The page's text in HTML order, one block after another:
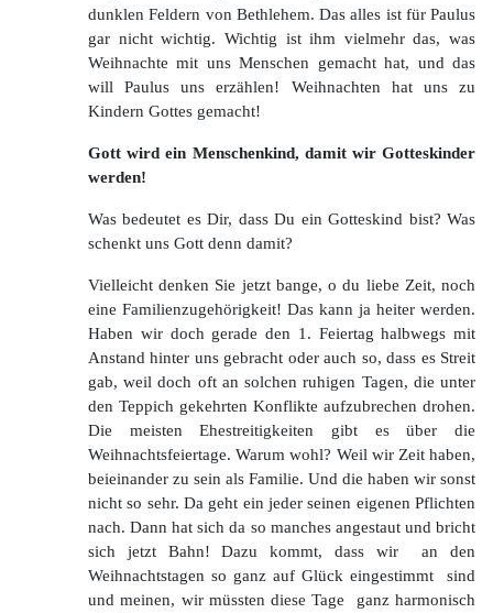
dunklen Feldern von Bethlehem. Das alles ist für Paulus
gar nicht wichtig. Wichtig ist ihm vielmehr das, was
Weihnachte mit uns Menschen gemacht hat, und das
will Paulus uns erzählen! Weihnachten hat uns zu
Kindern Gottes gemacht!
Gott wird ein Menschenkind, damit wir Gotteskinder
werden!
Was bedeutet es Dir, dass Du ein Gotteskind bist? Was
schenkt uns Gott denn damit?
Vielleicht denken Sie jetzt bange, o du liebe Zeit, noch
eine Familienzugehörigkeit! Das kann ja heiter werden.
Haben wir doch gerade den 1. Feiertag halbwegs mit
Anstand hinter uns gebracht oder auch so, dass es Streit
gab, weil doch oft an solchen ruhigen Tagen, die unter
den Teppich gekehrten Konflikte aufzubrechen drohen.
Die meisten Ehestreitigkeiten gibt es über die
Weihnachtsfeiertage. Warum wohl? Weil wir Zeit haben,
beieinander zu sein als Familie. Und die haben wir sonst
nicht so sehr. Da geht ein jeder seinen eigenen Pflichten
nach. Dann hat sich da so manches angestaut und bricht
sich jetzt Bahn! Dazu kommt, dass wir an den
Weihnachtstagen so ganz auf Glück eingestimmt sind
und meinen, wir müssten diese Tage ganz harmonisch